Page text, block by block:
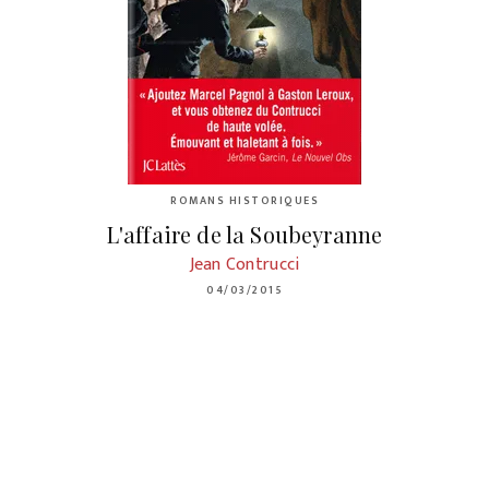
ROMANS HISTORIQUES
L'affaire de la Soubeyranne
Jean Contrucci
04/03/2015